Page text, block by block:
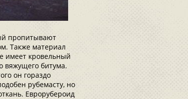
пропитывают
Также материал
имеет кровельный
вяжущего битума.
он гораздо
рубемасту, но
Еврорубероид